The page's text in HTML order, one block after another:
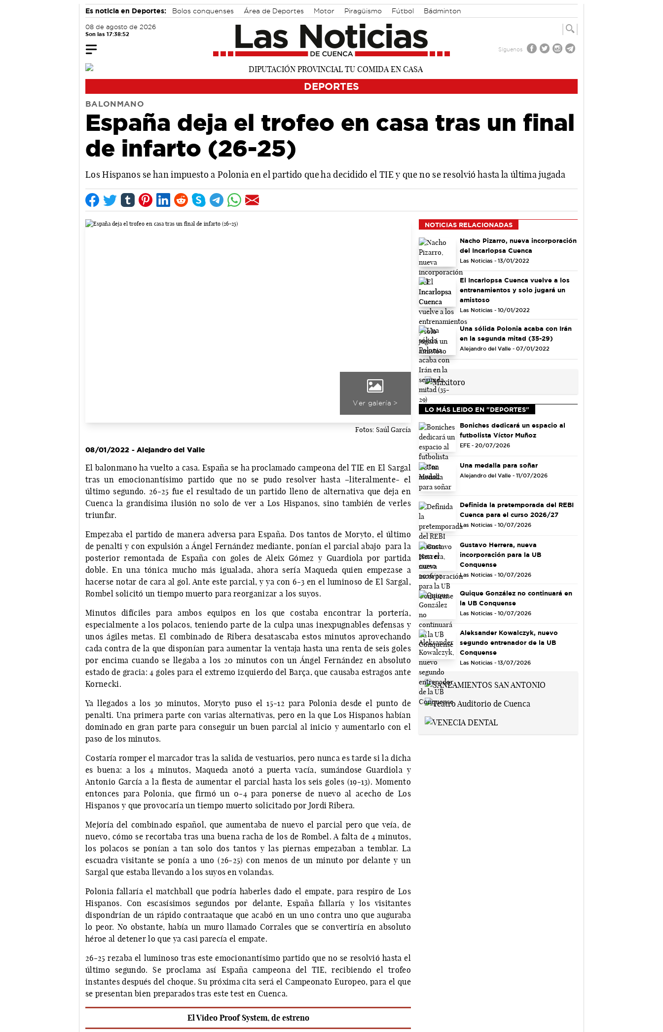
Es noticia en Deportes: Bolos conquenses Área de Deportes Motor Piragüismo Fútbol Bádminton
08 de agosto de 2026
Son las 17:38:53
Síguenos
DEPORTES
BALONMANO
España deja el trofeo en casa tras un final
de infarto (26-25)
Los Hispanos se han impuesto a Polonia en el partido que ha decidido el TIE y que no se resolvió hasta la última jugada
Ver galería >
Fotos: Saúl García
08/01/2022 - Alejandro del Valle
El balonmano ha vuelto a casa. España se ha proclamado campeona del TIE en El Sargal
tras un emocionantísimo partido que no se pudo resolver hasta –literalmente- el
último segundo. 26-25 fue el resultado de un partido lleno de alternativa que deja en
Cuenca la grandísima ilusión no solo de ver a Los Hispanos, sino también de verles
triunfar.
Empezaba el partido de manera adversa para España. Dos tantos de Moryto, el último
de penalti y con expulsión a Ángel Fernández mediante, ponían el parcial abajo para la
posterior remontada de España con goles de Aleix Gómez y Guardiola por partida
doble. En una tónica mucho más igualada, ahora sería Maqueda quien empezase a
hacerse notar de cara al gol. Ante este parcial, y ya con 6-3 en el luminoso de El Sargal,
Rombel solicitó un tiempo muerto para reorganizar a los suyos.
Minutos difíciles para ambos equipos en los que costaba encontrar la portería,
especialmente a los polacos, teniendo parte de la culpa unas inexpugnables defensas y
unos ágiles metas. El combinado de Ribera desatascaba estos minutos aprovechando
cada contra de la que disponían para aumentar la ventaja hasta una renta de seis goles
por encima cuando se llegaba a los 20 minutos con un Ángel Fernández en absoluto
estado de gracia: 4 goles para el extremo izquierdo del Barça, que causaba estragos ante
Kornecki.
Ya llegados a los 30 minutos, Moryto puso el 15-12 para Polonia desde el punto de
penalti. Una primera parte con varias alternativas, pero en la que Los Hispanos habían
dominado en gran parte para conseguir un buen parcial al inicio y aumentarlo con el
paso de los minutos.
Costaría romper el marcador tras la salida de vestuarios, pero nunca es tarde si la dicha
es buena: a los 4 minutos, Maqueda anotó a puerta vacía, sumándose Guardiola y
Antonio García a la fiesta de aumentar el parcial hasta los seis goles (19-13). Momento
entonces para Polonia, que firmó un 0-4 para ponerse de nuevo al acecho de Los
Hispanos y que provocaría un tiempo muerto solicitado por Jordi Ribera.
Mejoría del combinado español, que aumentaba de nuevo el parcial pero que veía, de
nuevo, cómo se recortaba tras una buena racha de los de Rombel. A falta de 4 minutos,
los polacos se ponían a tan solo dos tantos y las piernas empezaban a temblar. La
escuadra visitante se ponía a uno (26-25) con menos de un minuto por delante y un
Sargal que estaba llevando a los suyos en volandas.
Polonia fallaría el matchball que podría haberles dado el empate, para respiro de Los
Hispanos. Con escasísimos segundos por delante, España fallaría y los visitantes
dispondrían de un rápido contraataque que acabó en un uno contra uno que auguraba
lo peor. No obstante, había un muro llamado Corrales que se convertiría en absoluto
héroe al detener lo que ya casi parecía el empate.
26-25 rezaba el luminoso tras este emocionantísimo partido que no se resolvió hasta el
último segundo. Se proclama así España campeona del TIE, recibiendo el trofeo
instantes después del choque. Su próxima cita será el Campeonato Europeo, para el que
se presentan bien preparados tras este test en Cuenca.
El Video Proof System, de estreno
NOTICIAS RELACIONADAS
Nacho Pizarro, nueva incorporación
del Incarlopsa Cuenca
Las Noticias - 13/01/2022
El Incarlopsa Cuenca vuelve a los
entrenamientos y solo jugará un
amistoso
Las Noticias - 10/01/2022
Una sólida Polonia acaba con Irán
en la segunda mitad (35-29)
Alejandro del Valle - 07/01/2022
LO MÁS LEIDO EN "DEPORTES"
Boniches dedicará un espacio al
futbolista Víctor Muñoz
EFE - 20/07/2026
Una medalla para soñar
Alejandro del Valle - 11/07/2026
Definida la pretemporada del REBI
Cuenca para el curso 2026/27
Las Noticias - 10/07/2026
Gustavo Herrera, nueva
incorporación para la UB
Conquense
Las Noticias - 10/07/2026
Quique González no continuará en
la UB Conquense
Las Noticias - 10/07/2026
Aleksander Kowalczyk, nuevo
segundo entrenador de la UB
Conquense
Las Noticias - 13/07/2026